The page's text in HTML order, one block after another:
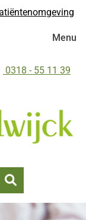
Tel:
0318 - 55 11 39
Zoeken
Menu